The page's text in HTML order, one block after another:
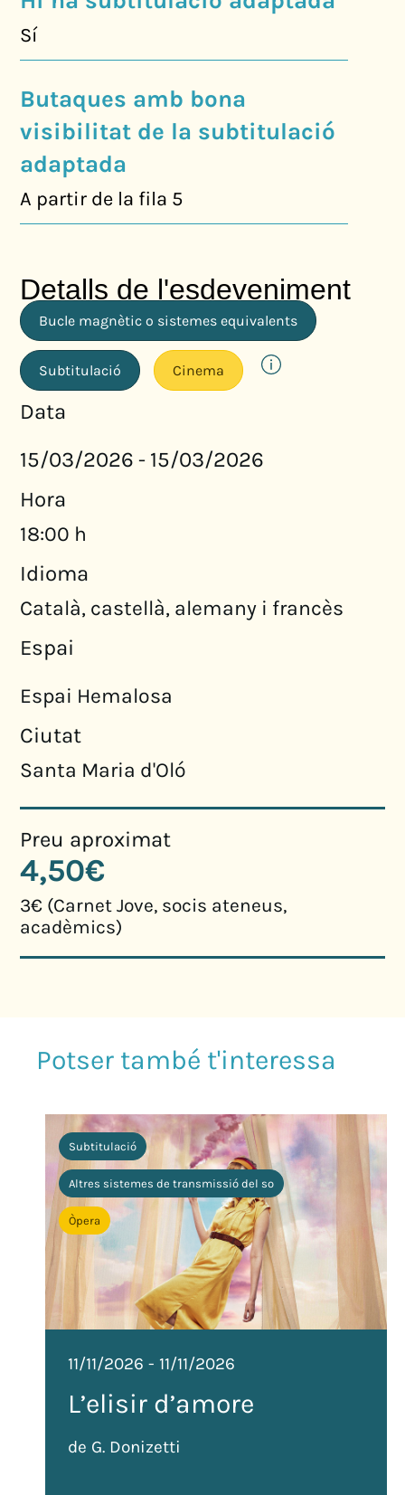
Sí
Butaques amb bona
visibilitat de la subtitulació
adaptada
A partir de la fila 5
Detalls de l'esdeveniment
Bucle magnètic o sistemes equivalents
Subtitulació Cinema
Data
15/03/2026 - 15/03/2026
Hora
18:00 h
Idioma
Català, castellà, alemany i francès
Espai
Espai Hemalosa
Ciutat
Santa Maria d'Oló
Preu aproximat
4,50€
3€ (Carnet Jove, socis ateneus,
acadèmics)
Subtitulació
Altres sistemes de transmissió del so
Òpera
11/11/2026 - 11/11/2026
L’elisir d’amore
de G. Donizetti